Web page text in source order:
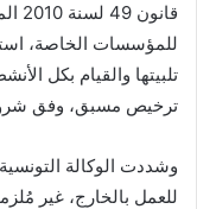
للمؤسسات الخاصة،
تلبيتها والقيام بكل
ترخيص مسبق، وفق
وشددت الوكالة
للعمل بالخارج، غير